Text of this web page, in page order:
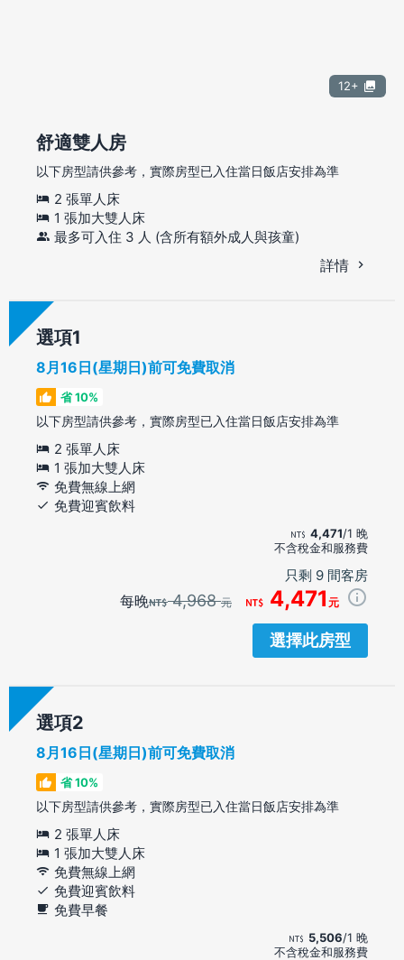
12+
舒適雙人房
以下房型請供參考，實際房型已入住當日飯店安排為準
2 張單人床
1 張加大雙人床
最多可入住 3 人 (含所有額外成人與孩童)
詳情
選項
8月16日(星期日)前可免費取消
省 10%
以下房型請供參考，實際房型已入住當日飯店安排為準
2 張單人床
1 張加大雙人床
免費無線上網
免費迎賓飲料
4,471/1 晚
不含稅金和服務費
只剩 9 間客房
每晚 4,968元 4,471 元
選擇此房型
選項
8月16日(星期日)前可免費取消
省 10%
以下房型請供參考，實際房型已入住當日飯店安排為準
2 張單人床
1 張加大雙人床
免費無線上網
免費迎賓飲料
免費早餐
5,506/1 晚
不含稅金和服務費